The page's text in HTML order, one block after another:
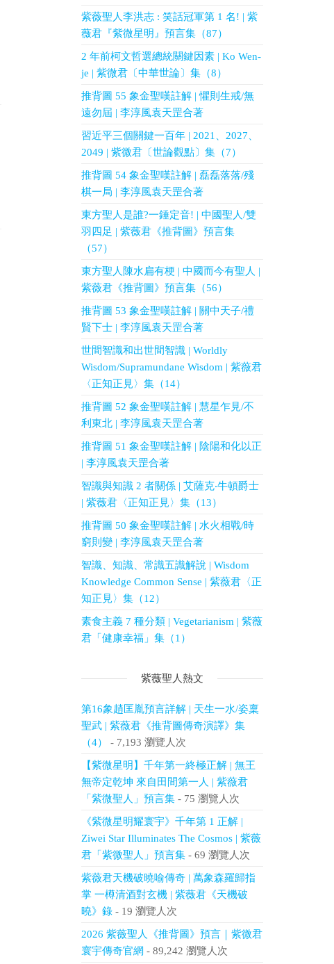
紫薇聖人李洪志 : 笑話冠軍第 1 名! | 紫
薇君『紫微星明』預言集（87）
2 年前柯文哲選總統關鍵因素 | Ko Wen-
je | 紫微君〔中華世論〕集（8）
推背圖 55 象金聖嘆註解 | 懼則生戒/無
遠勿屆 | 李淳風袁天罡合著
習近平三個關鍵一百年 | 2021、2027、
2049 | 紫微君〔世論觀點〕集（7）
推背圖 54 象金聖嘆註解 | 磊磊落落/殘
棋一局 | 李淳風袁天罡合著
東方聖人是誰?一錘定音! | 中國聖人/雙
羽四足 | 紫薇君《推背圖》預言集
（57）
東方聖人陳水扁有梗 | 中國而今有聖人 |
紫薇君《推背圖》預言集（56）
推背圖 53 象金聖嘆註解 | 關中天子/禮
賢下士 | 李淳風袁天罡合著
世間智識和出世間智識 | Worldly
Wisdom/Supramundane Wisdom | 紫薇君
〈正知正見〉集（14）
推背圖 52 象金聖嘆註解 | 慧星乍見/不
利東北 | 李淳風袁天罡合著
推背圖 51 象金聖嘆註解 | 陰陽和化以正
| 李淳風袁天罡合著
智識與知識 2 者關係 | 艾薩克‧牛頓爵士
| 紫薇君〈正知正見〉集（13）
推背圖 50 象金聖嘆註解 | 水火相戰/時
窮則變 | 李淳風袁天罡合著
智識、知識、常識五識解說 | Wisdom
Knowledge Common Sense | 紫薇君〈正
知正見〉集（12）
素食主義 7 種分類 | Vegetarianism | 紫薇
君「健康幸福」集（1）
紫薇聖人熱文
第16象趙匡胤預言詳解 | 天生一水/姿稟
聖武 | 紫薇君《推背圖傳奇演譯》集
（4）
- 7,193 瀏覽人次
【紫微星明】千年第一終極正解 | 無王
無帝定乾坤 來自田間第一人 | 紫薇君
「紫微聖人」預言集- 75 瀏覽人次
《紫微星明耀寰宇》千年第 1 正解 |
Ziwei Star Illuminates The Cosmos | 紫薇
君「紫微聖人」預言集- 69 瀏覽人次
紫薇君天機破曉喻傳奇 | 萬象森羅歸指
掌 一樽清酒對玄機 | 紫薇君《天機破
曉》錄- 19 瀏覽人次
2026 紫薇聖人《推背圖》預言｜紫微君
寰宇傳奇官網 - 89,242 瀏覽人次